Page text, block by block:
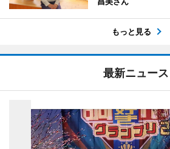
もっと見る
最新ニュース